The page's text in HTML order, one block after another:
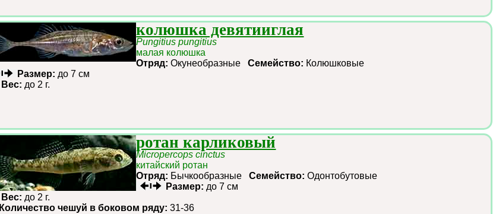
колюшка девятииглая
Pungitius pungitius
малая колюшка
Отряд: ОкунеобразныеСемейство: Колюшковые
Размер: до 7 см
Вес: до 2 г.
ротан карликовый
Micropercops cinctus
китайский ротан
Отряд: БычкообразныеСемейство: Одонтобутовые
Размер: до 7 см
Вес: до 2 г.
Количество чешуй в боковом ряду:31-36